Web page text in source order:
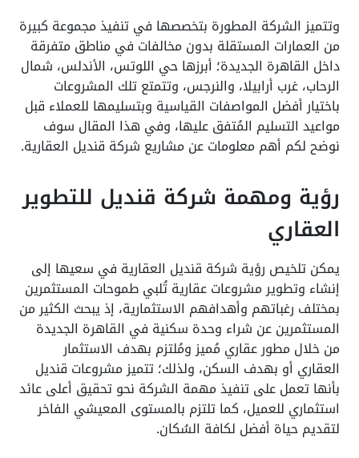
وتتميز الشركة المطورة بتخصصها في تنفيذ مجموعة كبيرة
من العمارات المستقلة بدون مخالفات في مناطق متفرقة
داخل القاهرة الجديدة؛ أبرزها حي اللوتس، الأندلس، شمال
الرحاب، غرب أرابيلا، والنرجس، وتتمتع تلك المشروعات
باختيار أفضل المواصفات القياسية وبتسليمها للعملاء قبل
مواعيد التسليم المُتفق عليها، وفي هذا المقال سوف
نوضح لكم أهم معلومات عن مشاريع شركة قنديل العقارية.
رؤية ومهمة شركة قنديل للتطوير
العقاري
يمكن تلخيص رؤية شركة قنديل العقارية في سعيها إلى
إنشاء وتطوير مشروعات عقارية تُلبي طموحات المستثمرين
بمختلف رغباتهم وأهدافهم الاستثمارية، إذ يبحث الكثير من
المستثمرين عن شراء وحدة سكنية في القاهرة الجديدة
من خلال مطور عقاري مُميز ومُلتزم بهدف الاستثمار
العقاري أو بهدف السكن، ولذلك؛ تتميز مشروعات قنديل
بأنها تعمل على تنفيذ مهمة الشركة نحو تحقيق أعلى عائد
استثماري للعميل، كما تلتزم بالمستوى المعيشي الفاخر
لتقديم حياة أفضل لكافة السُكان.